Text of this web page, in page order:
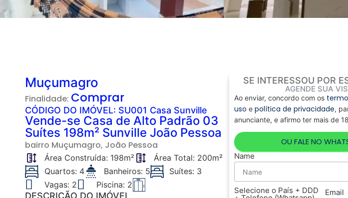
Muçumagro
Finalidade: Comprar
CÓDIGO DO IMÓVEL: SU001 Casa Sunville
Vende-se Casa de Alto Padrão 03
Suítes 198m² Sunville João Pessoa
bairro Muçumagro, João Pessoa
Área Construída: 198m²
Área Total: 200m²
Quartos: 4
Banheiros: 5
Suítes: 3
Vagas: 2
Piscina: 2
DESCRIÇÃO DO IMÓVEL
SE INTERESSOU POR
AGENDE SUA
Ao enviar, concordo com os
uso epolítica de privacidade,
anunciante, e afirmo ter mais de
OU FALE NO
Name
Selecione o País + DDD Email